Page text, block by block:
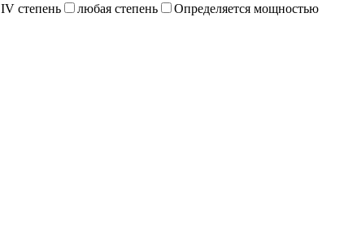
IV степень любая степень
Определяется мощностью